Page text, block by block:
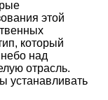
этой
который
над
отрасль.
устанавливать